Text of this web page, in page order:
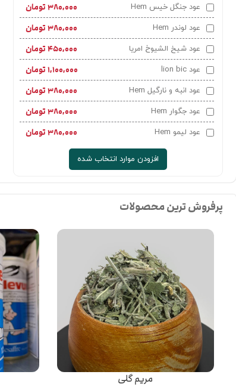
عود جنگل خیس Hem ۳۸۰,۰۰۰ تومان
عود لوندر Hem ۳۸۰,۰۰۰ تومان
عود شیخ الشیوخ امریا ۴۵۰,۰۰۰ تومان
عود lion bic ۱,۱۰۰,۰۰۰ تومان
عود انبه و نارگیل Hem ۳۸۰,۰۰۰ تومان
عود جگوار Hem ۳۸۰,۰۰۰ تومان
عود لیمو Hem ۳۸۰,۰۰۰ تومان
افزودن موارد انتخاب شده
پرفروش ترین محصولات
مریم گلی
بستن اعلان
را سفارش داده‌اند
سفارش اخیر